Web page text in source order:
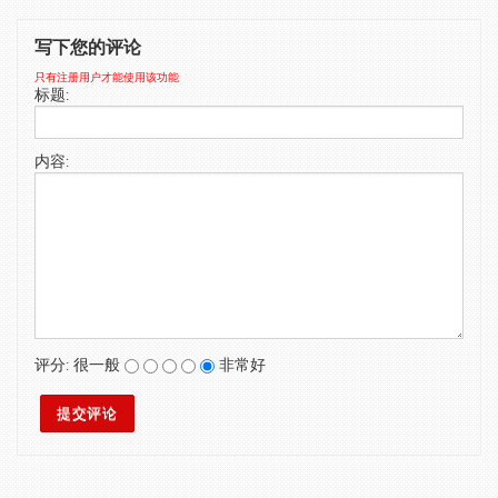
CUSTOM DESIGN (OEM)
写下您的评论
只有注册用户才能使用该功能
标题:
内容:
评分: 很一般 非常好